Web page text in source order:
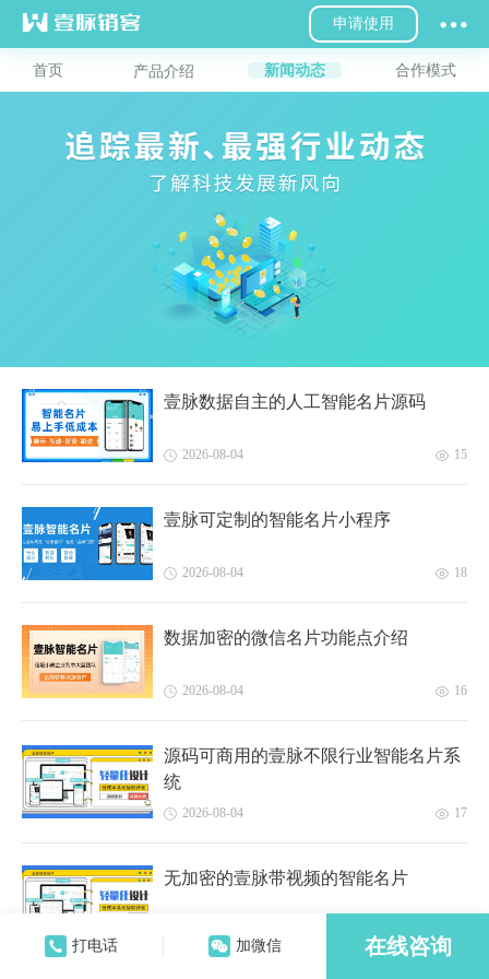
申请使用
首页 产品介绍 新闻动态 合作模式
壹脉数据自主的人工智能名片源码
2026-08-04 15
壹脉可定制的智能名片小程序
2026-08-04 18
数据加密的微信名片功能点介绍
2026-08-04 16
源码可商用的壹脉不限行业智能名片系
统
2026-08-04 17
无加密的壹脉带视频的智能名片
打电话 加微信 在线咨询